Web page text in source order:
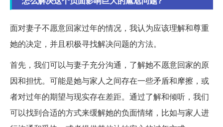
面对妻子不愿意回家过年的情况，我认为应该理解和尊重
她的决定，并且积极寻找解决问题的方法。
首先，我们可以与妻子充分沟通，了解她不愿意回家的原
因和担忧。可能是她与家人之间存在一些矛盾和摩擦，或
者对过年的期望与现实存在差距。通过了解和倾听，我们
可以找到合适的方式来缓解她的负面情绪，比如与家人进